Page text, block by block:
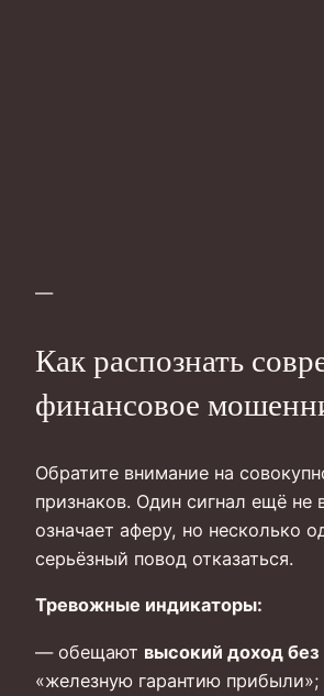
—
Как распознать
финансовое
Обратите внимание на
признаков. Один сигнал ещё не
означает аферу, но несколько
серьёзный повод отказаться.
Тревожные индикаторы:
— обещают высокий доход без
«железную гарантию прибыли»;